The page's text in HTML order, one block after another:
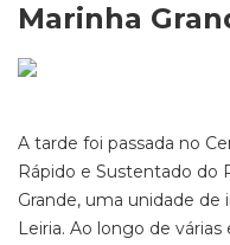
Marinha
A tarde foi passada no
Rápido e Sustentado do
Grande, uma unidade
Leiria. Ao longo de